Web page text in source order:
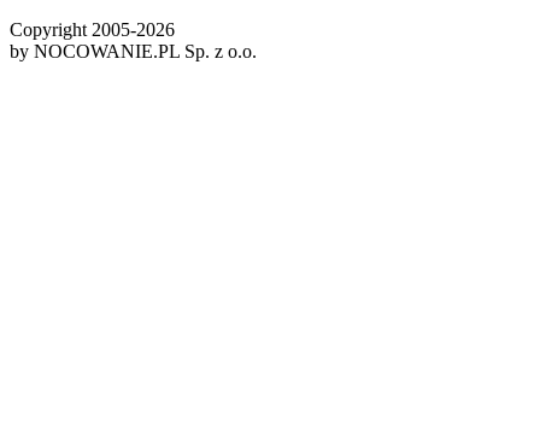
Copyright 2005-2026
by NOCOWANIE.PL Sp. z o.o.